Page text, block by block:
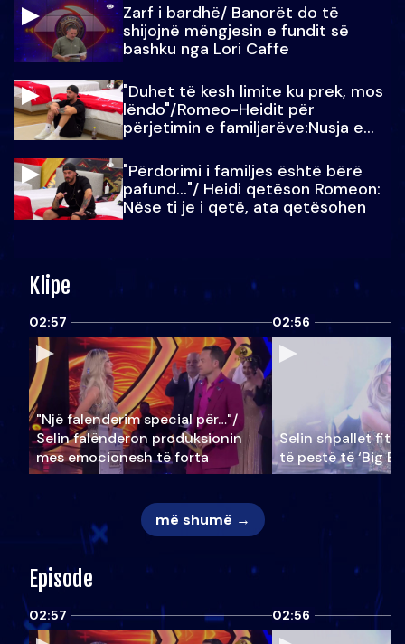
Zarf i bardhë/ Banorët do të
shijojnë mëngjesin e fundit së
bashku nga Lori Caffe
"Duhet të kesh limite ku prek, mos
lëndo"/Romeo-Heidit për
përjetimin e familjarëve:Nusja e
"Përdorimi i familjes është bërë
pafund…"/ Heidi qetëson Romeon:
Nëse ti je i qetë, ata qetësohen
Klipe
02:57
"Një falenderim special për…"/
Selin falënderon produksionin
mes emocionesh të forta
02:56
Selin shpallet
të pestë të ‘Big
më shumë →
Episode
02:57 02:56